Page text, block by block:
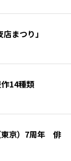
まつり」
14種類
東京）7周年 俳